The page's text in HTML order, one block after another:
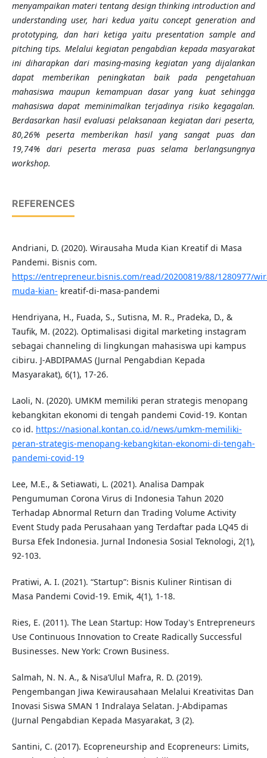
menyampaikan materi tentang design thinking introduction and
understanding user, hari kedua yaitu concept generation and
prototyping, dan hari ketiga yaitu presentation sample and
pitching tips. Melalui kegiatan pengabdian kepada masyarakat
ini diharapkan dari masing-masing kegiatan yang dijalankan
dapat memberikan peningkatan baik pada pengetahuan
mahasiswa maupun kemampuan dasar yang kuat sehingga
mahasiswa dapat meminimalkan terjadinya risiko kegagalan.
Berdasarkan hasil evaluasi pelaksanaan kegiatan dari peserta,
80,26% peserta memberikan hasil yang sangat puas dan
19,74% dari peserta merasa puas selama berlangsungnya
workshop.
REFERENCES
Andriani, D. (2020). Wirausaha Muda Kian Kreatif di Masa
Pandemi. Bisnis com.
https://entrepreneur.bisnis.com/read/20200819/88/1280977/
muda-kian- kreatif-di-masa-pandemi
Hendriyana, H., Fuada, S., Sutisna, M. R., Pradeka, D., &
Taufik, M. (2022). Optimalisasi digital marketing instagram
sebagai channeling di lingkungan mahasiswa upi kampus
cibiru. J-ABDIPAMAS (Jurnal Pengabdian Kepada
Masyarakat), 6(1), 17-26.
Laoli, N. (2020). UMKM memiliki peran strategis menopang
kebangkitan ekonomi di tengah pandemi Covid-19. Kontan
co id. https://nasional.kontan.co.id/news/umkm-memiliki-
peran-strategis-menopang-kebangkitan-ekonomi-di-tengah-
pandemi-covid-19
Lee, M.E., & Setiawati, L. (2021). Analisa Dampak
Pengumuman Corona Virus di Indonesia Tahun 2020
Terhadap Abnormal Return dan Trading Volume Activity
Event Study pada Perusahaan yang Terdaftar pada LQ45 di
Bursa Efek Indonesia. Jurnal Indonesia Sosial Teknologi, 2(1),
92-103.
Pratiwi, A. I. (2021). “Startup”: Bisnis Kuliner Rintisan di
Masa Pandemi Covid-19. Emik, 4(1), 1-18.
Ries, E. (2011). The Lean Startup: How Today's Entrepreneurs
Use Continuous Innovation to Create Radically Successful
Businesses. New York: Crown Business.
Salmah, N. N. A., & Nisa’Ulul Mafra, R. D. (2019).
Pengembangan Jiwa Kewirausahaan Melalui Kreativitas Dan
Inovasi Siswa SMAN 1 Indralaya Selatan. J-Abdipamas
(Jurnal Pengabdian Kepada Masyarakat, 3 (2).
Santini, C. (2017). Ecopreneurship and Ecopreneurs: Limits,